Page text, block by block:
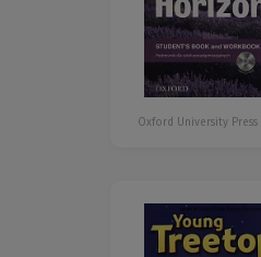
Oxford University Press